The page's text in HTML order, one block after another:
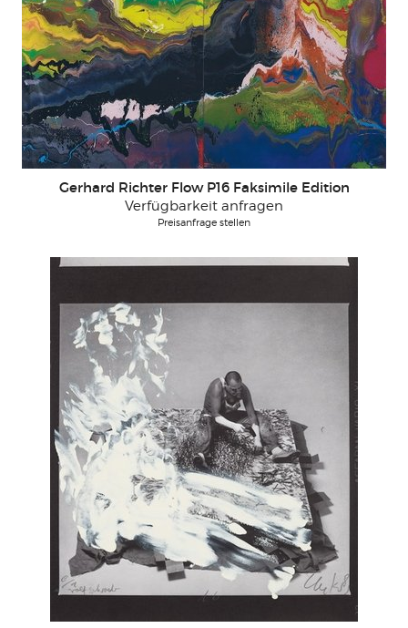
Gerhard Richter Flow P16 Faksimile Edition
Verfügbarkeit anfragen
Preisanfrage stellen